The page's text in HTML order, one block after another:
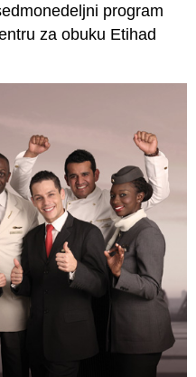
program
za obuku Etihad